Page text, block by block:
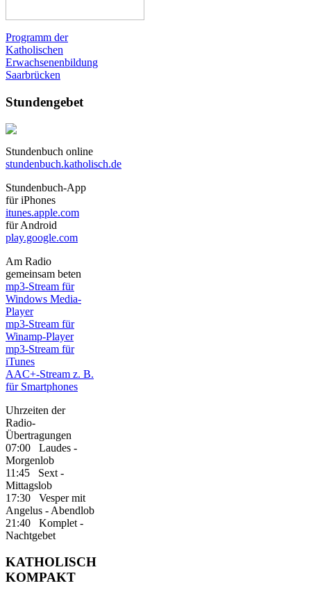
Programm der
Katholischen
Erwachsenenbildung
Saarbrücken
Stundengebet
Stundenbuch online
stundenbuch.katholisch.de
Stundenbuch-App
für iPhones
itunes.apple.com
für Android
play.google.com
Am Radio
gemeinsam beten
mp3-Stream für
Windows Media-
Player
mp3-Stream für
Winamp-Player
mp3-Stream für
iTunes
AAC+-Stream z. B.
für Smartphones
Uhrzeiten der
Radio-
Übertragungen
07:00 Laudes -
Morgenlob
11:45 Sext -
Mittagslob
17:30 Vesper mit
Angelus - Abendlob
21:40 Komplet -
Nachtgebet
KATHOLISCH
KOMPAKT